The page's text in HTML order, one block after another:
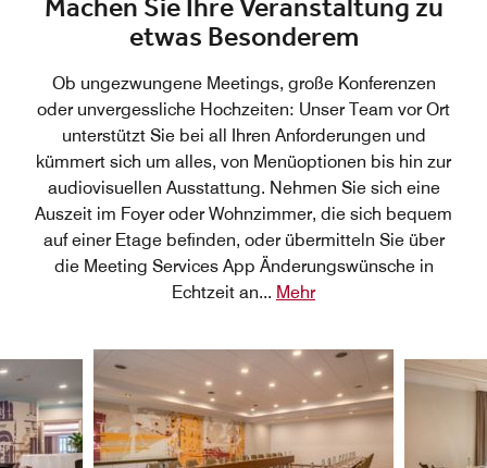
Machen Sie Ihre Veranstaltung zu
etwas Besonderem
Ob ungezwungene Meetings, große Konferenzen
oder unvergessliche Hochzeiten: Unser Team vor Ort
unterstützt Sie bei all Ihren Anforderungen und
kümmert sich um alles, von Menüoptionen bis hin zur
audiovisuellen Ausstattung. Nehmen Sie sich eine
Auszeit im Foyer oder Wohnzimmer, die sich bequem
auf einer Etage befinden, oder übermitteln Sie über
die Meeting Services App Änderungswünsche in
Echtzeit an... Mehr